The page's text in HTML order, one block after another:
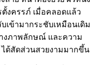
งครรภ์ เมื่อคลอดแล้ว
เข้ามากระชับเหมือนเดิ
งภาพลักษณ์ และความ
ได้สัดส่วนสวยงามมากขึ้